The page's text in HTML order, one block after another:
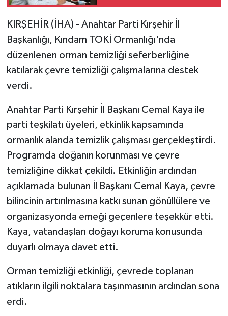
KIRŞEHİR (İHA) - Anahtar Parti Kırşehir İl
Başkanlığı, Kındam TOKİ Ormanlığı'nda
düzenlenen orman temizliği seferberliğine
katılarak çevre temizliği çalışmalarına destek
verdi.
Anahtar Parti Kırşehir İl Başkanı Cemal Kaya ile
parti teşkilatı üyeleri, etkinlik kapsamında
ormanlık alanda temizlik çalışması gerçekleştirdi.
Programda doğanın korunması ve çevre
temizliğine dikkat çekildi. Etkinliğin ardından
açıklamada bulunan İl Başkanı Cemal Kaya, çevre
bilincinin artırılmasına katkı sunan gönüllülere ve
organizasyonda emeği geçenlere teşekkür etti.
Kaya, vatandaşları doğayı koruma konusunda
duyarlı olmaya davet etti.
Orman temizliği etkinliği, çevrede toplanan
atıkların ilgili noktalara taşınmasının ardından sona
erdi.